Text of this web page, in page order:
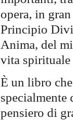
opera, in
Principio
Anima, del
vita spirituale
È un libro
specialmente
pensiero di